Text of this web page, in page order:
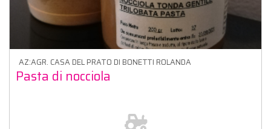
AZ:AGR. CASA DEL PRATO DI BONETTI ROLANDA
Pasta di nocciola